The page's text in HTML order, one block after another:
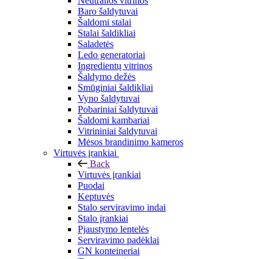
Baro šaldytuvai
Šaldomi stalai
Stalai šaldikliai
Saladetės
Ledo generatoriai
Ingredientų vitrinos
Šaldymo dežės
Smūginiai šaldikliai
Vyno šaldytuvai
Pobariniai šaldytuvai
Šaldomi kambariai
Vitrininiai šaldytuvai
Mėsos brandinimo kameros
Virtuvės įrankiai
Back
Virtuvės įrankiai
Puodai
Keptuvės
Stalo serviravimo indai
Stalo įrankiai
Pjaustymo lentelės
Serviravimo padėklai
GN konteineriai